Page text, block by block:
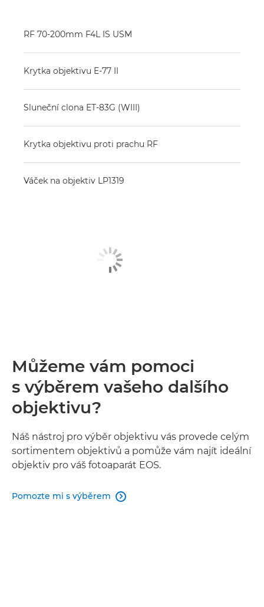
RF 70-200mm F4L IS USM
Krytka objektivu E-77 II
Sluneční clona ET-83G (WIII)
Krytka objektivu proti prachu RF
Váček na objektiv LP1319
Můžeme vám pomoci
s výběrem vašeho dalšího
objektivu?
Náš nástroj pro výběr objektivu vás provede celým
sortimentem objektivů a pomůže vám najít ideální
objektiv pro váš fotoaparát EOS.
Pomozte mi s výběrem 